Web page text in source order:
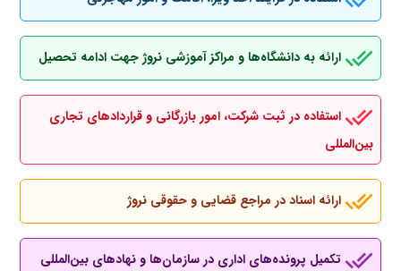
ارائه به دانشگاه‌ها و مراکز آموزشی نروژ جهت ادامه تحصیل
استفاده در ثبت شرکت، امور بازرگانی و قراردادهای تجاری
بین‌المللی
ارائه اسناد در مراجع قضایی و حقوقی نروژ
تکمیل پرونده‌های اداری در سازمان‌ها و نهادهای بین‌المللی